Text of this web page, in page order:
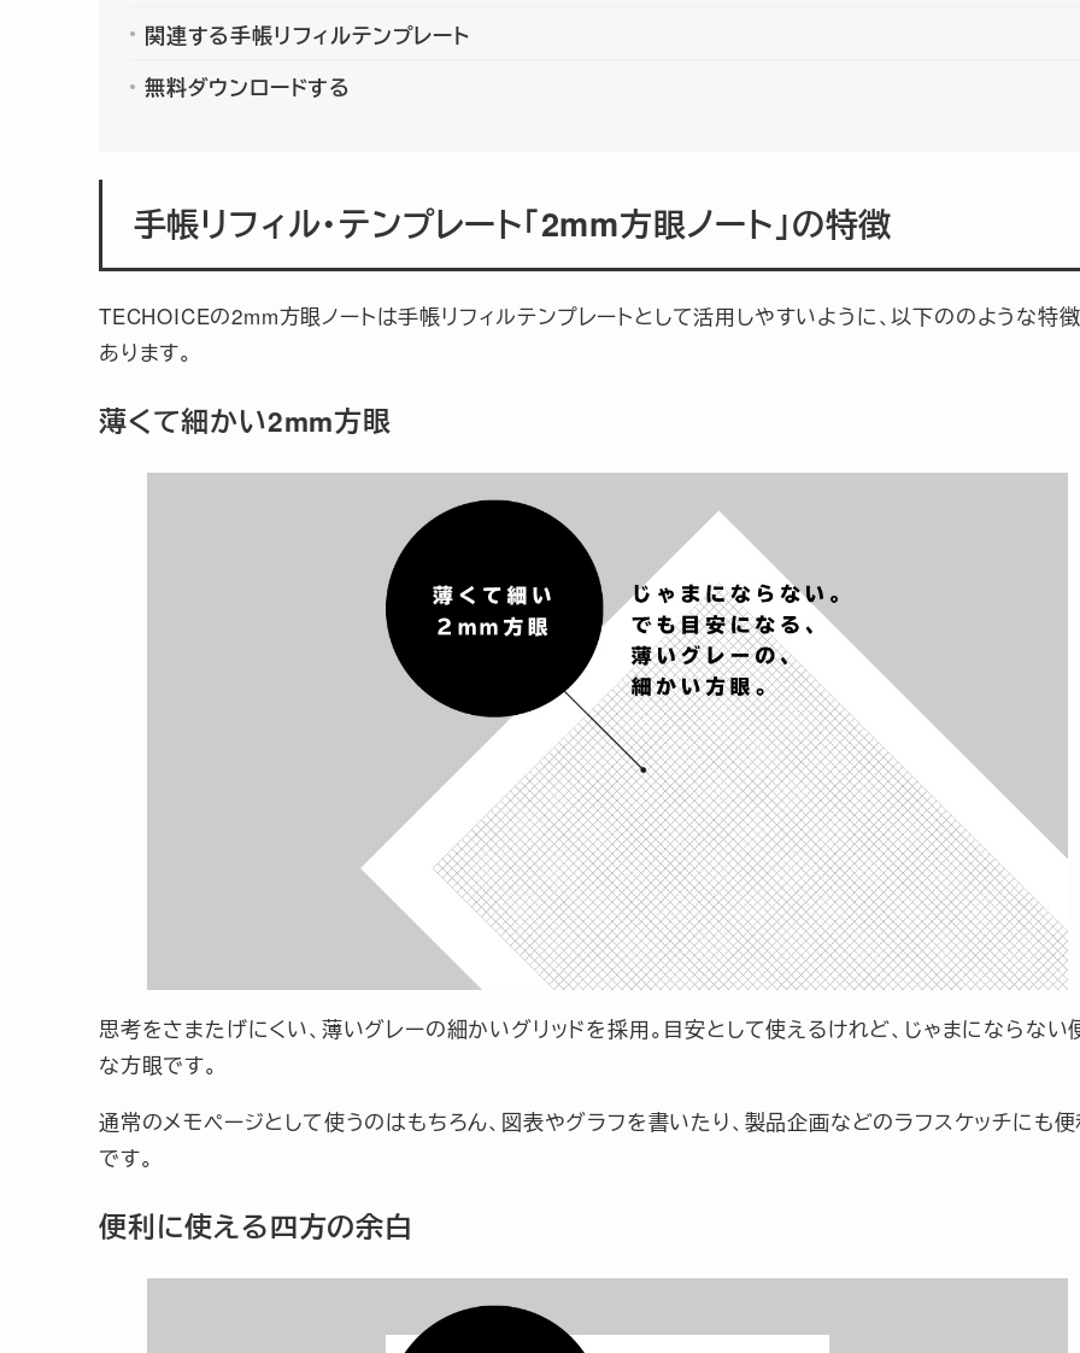
関連する手帳リフィルテンプレート
無料ダウンロードする
手帳リフィル・テンプレート「2mm方眼ノート」の特徴
TECHOICEの2mm方眼ノートは手帳リフィルテンプレートとして活用しやすいように、以下ののような特
あります。
薄くて細かい2mm方眼
思考をさまたげにくい、薄いグレーの細かいグリッドを採用。目安として使えるけれど、じゃまにならない
な方眼です。
通常のメモページとして使うのはもちろん、図表やグラフを書いたり、製品企画などのラフスケッチにも
です。
便利に使える四方の余白